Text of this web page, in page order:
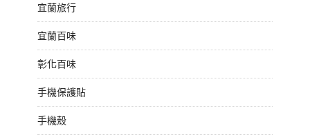
宜蘭旅行
宜蘭百味
彰化百味
手機保護貼
手機殼